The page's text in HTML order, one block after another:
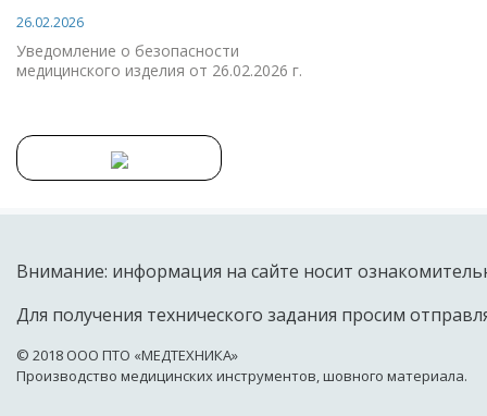
26.02.2026
Уведомление о безопасности
медицинского изделия от 26.02.2026 г.
Внимание: информация на сайте носит
Для получения технического задания просим
© 2018 OOO ПТО «МЕДТЕХНИКА»
Производство медицинских инструментов, шовного материала.